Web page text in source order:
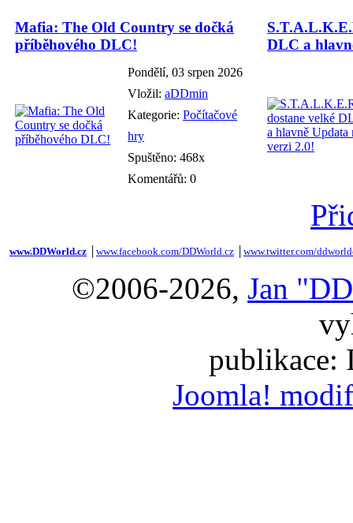
Mafia: The Old Country se dočká
příběhového DLC!
Pondělí, 03 srpen 2026
Vložil: aDDmin
Kategorie: Počítačové
hry
Spuštěno: 468x
Komentářů: 0
DLC a
www.DDWorld.cz www.facebook.com/DDWorld.cz www.twitter.com/
©2006-2026, Jan
publikace:
Joomla!